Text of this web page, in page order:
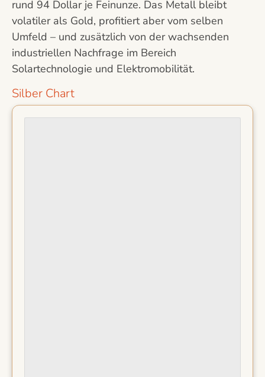
rund 94 Dollar je Feinunze. Das Metall bleibt
volatiler als Gold, profitiert aber vom selben
Umfeld – und zusätzlich von der wachsenden
industriellen Nachfrage im Bereich
Solartechnologie und Elektromobilität.
Silber Chart